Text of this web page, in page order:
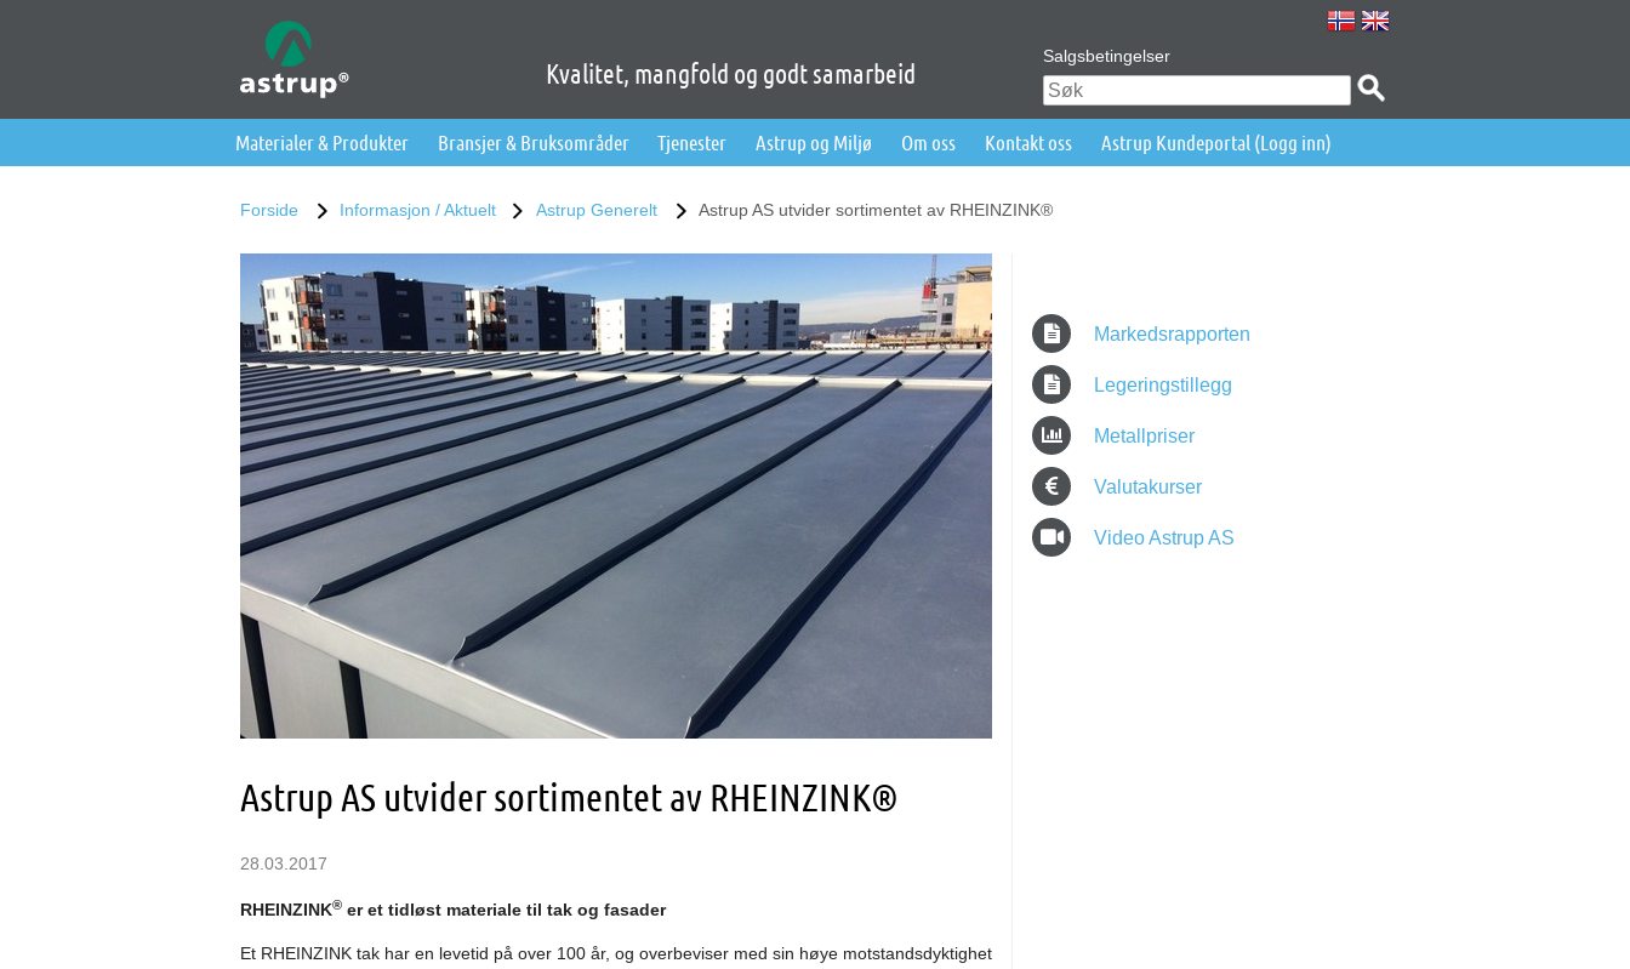
Kvalitet, mangfold og godt samarbeid
Salgsbetingelser
Materialer & Produkter Bransjer & Bruksområder Tjenester Astrup og Miljø Om oss Kontakt oss Astrup Kundeportal (Logg inn)
Forside Informasjon / Aktuelt Astrup Generelt Astrup AS utvider sortimentet av RHEINZINK®
Astrup AS utvider sortimentet av RHEINZINK®
28.03.2017
RHEINZINK® er et tidløst materiale til tak og fasader
Et RHEINZINK tak har en levetid på over 100 år, og overbeviser med sin høye motstandsdyktighet
Markedsrapporten
Legeringstillegg
Metallpriser
Valutakurser
Video Astrup AS